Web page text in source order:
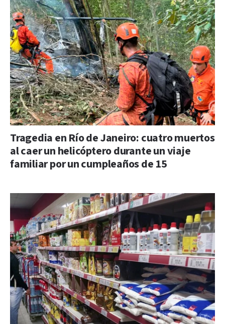
Tragedia en Río de Janeiro: cuatro muertos
al caer un helicóptero durante un viaje
familiar por un cumpleaños de 15